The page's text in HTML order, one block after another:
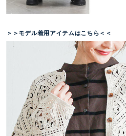
＞＞モデル着用アイテムはこちら＜＜